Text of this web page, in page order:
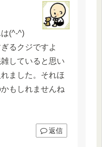
(^-^)
るクジですよ
していると思い
ました。それほ
もしれませんね
返信